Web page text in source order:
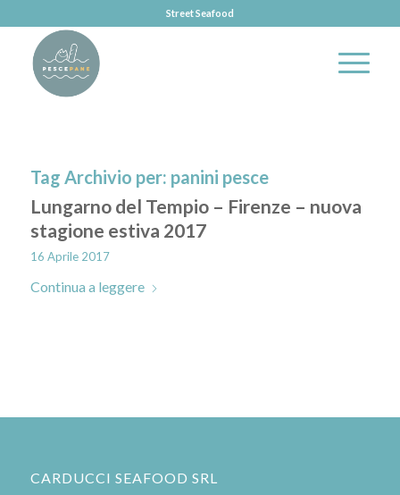
Street Seafood
Tag Archivio per: panini pesce
Lungarno del Tempio – Firenze – nuova
stagione estiva 2017
16 Aprile 2017
Continua a leggere
CARDUCCI SEAFOOD SRL